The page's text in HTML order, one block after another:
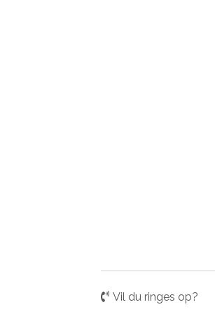
Vil du ringes op?